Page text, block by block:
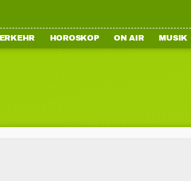
HOROSKOP ON AIR MUSIK